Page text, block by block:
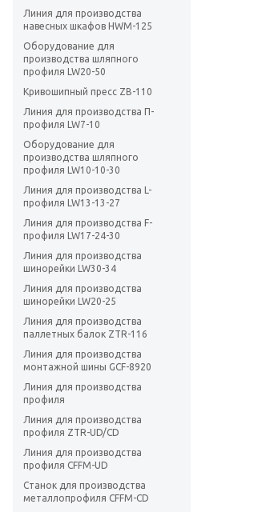
Линия для производства
навесных шкафов HWM-125
Оборудование для
производства шляпного
профиля LW20-50
Кривошипный пресс ZB-110
Линия для производства П-
профиля LW7-10
Оборудование для
производства шляпного
профиля LW10-10-30
Линия для производства L-
профиля LW13-13-27
Линия для производства F-
профиля LW17-24-30
Линия для производства
шинорейки LW30-34
Линия для производства
шинорейки LW20-25
Линия для производства
паллетных балок ZTR-116
Линия для производства
монтажной шины GCF-8920
Линия для производства
профиля
Линия для производства
профиля ZTR-UD/CD
Линия для производства
профиля CFFM-UD
Станок для производства
металлопрофиля CFFM-CD